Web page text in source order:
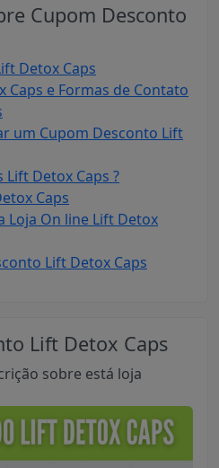
Cupom Desconto
Detox Caps
Caps e Formas de Contato
um Cupom Desconto Lift
Lift Detox Caps ?
Caps
Loja On line Lift Detox
Lift Detox Caps
Lift Detox Caps
sobre está loja